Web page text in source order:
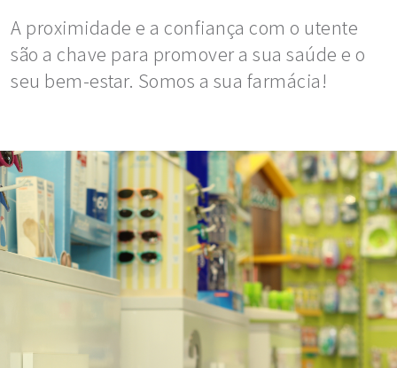
A proximidade e a confiança com o utente
são a chave para promover a sua saúde e o
seu bem-estar. Somos a sua farmácia!